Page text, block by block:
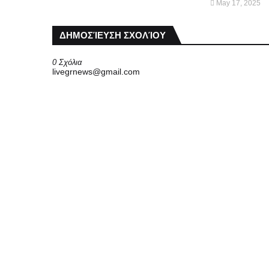
May 17, 2025
ΔΗΜΟΣΊΕΥΣΗ ΣΧΟΛΊΟΥ
0 Σχόλια
livegrnews@gmail.com